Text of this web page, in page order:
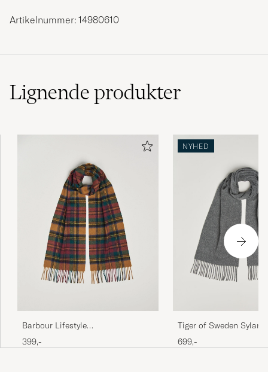
Artikelnummer: 14980610
Lignendeprodukter
Barbour Lifestyle
Lambswool/Cashmere New Check
Tartan Harvest Gold
399,-
NYHED
Tiger of Sweden Sylan
Charcoal
699,-